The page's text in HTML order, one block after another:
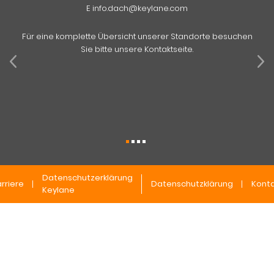
E info.dach@keylane.com
Für eine komplette Übersicht unserer Standorte besuchen
Sie bitte unsere Kontaktseite.
Datenschutzerklärung
Keylane
Datenschutzklärung